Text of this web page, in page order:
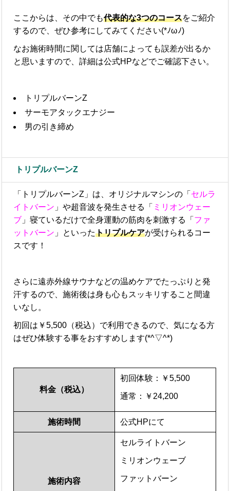
ここからは、その中でも代表的な3つのコースをご紹介
するので、ぜひ参考にしてみてください(*ﾉωﾉ)
なお施術時間に関しては店舗によっても誤差が出るか
と思いますので、詳細は公式HPなどでご確認下さい。
トリプルバーンZ
サーモアタックエナジー
男の引き締め
トリプルバーンZ
「トリプルバーンZ」は、オリジナルマシンの「 セルラ
イトバーン 」や超音波を発生させる「 ミリオンウェー
ブ 」寝ているだけで全身運動の筋肉を刺激する「 ファ
ットバーン 」といったトリプルケアが受けられるコー
スです！
さらに遠赤外線サウナなどの温めケアでたっぷりと発
汗するので、施術後は身も心もスッキリすること間違
いなし。
初回は￥5,500（税込）で利用できるので、気になる方
はぜひ体験する事をおすすめします(*^▽^*)
料金（税込）
初回体験：￥5,500
通常：￥24,200
施術時間 公式HPにて
施術内容
セルライトバーン
ミリオンウェーブ
ファットバーン